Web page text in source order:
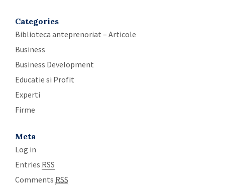
Categories
Biblioteca anteprenoriat – Articole
Business
Business Development
Educatie si Profit
Experti
Firme
Meta
Log in
Entries RSS
Comments RSS